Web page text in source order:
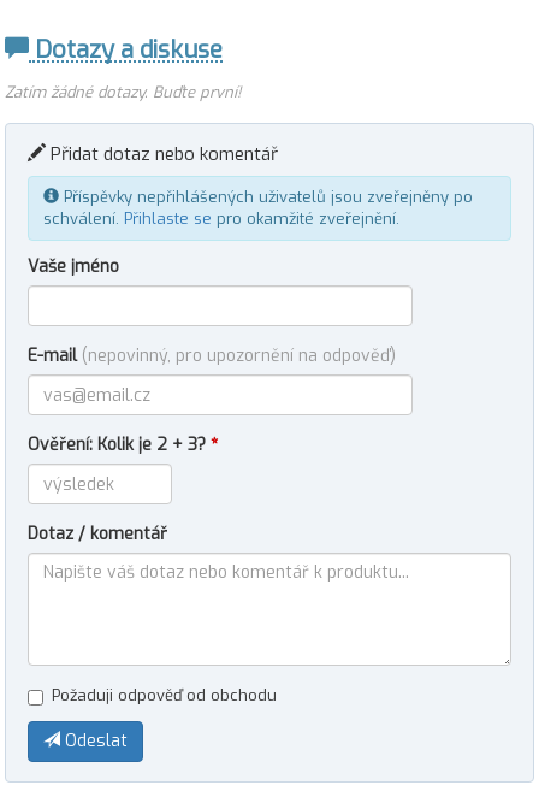
Dotazy a diskuse
Zatím žádné dotazy. Buďte první!
Přidat dotaz nebo komentář
Příspěvky nepřihlášených uživatelů jsou zveřejněny po
schválení. Přihlaste se pro okamžité zveřejnění.
Vaše jméno
E-mail (nepovinný, pro upozornění na odpověď)
Ověření: Kolik je 2 + 3? *
Dotaz / komentář
Požaduji odpověď od obchodu
Odeslat